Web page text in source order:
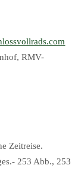
RMV-
Zeitreise.
253 Abb., 253